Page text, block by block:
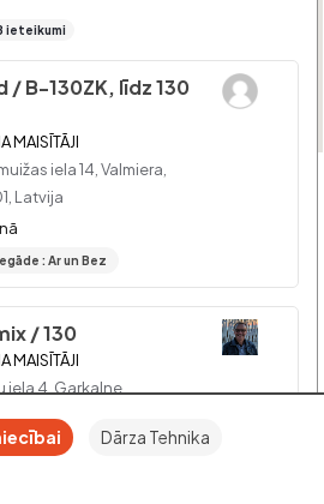
ieteikumi
/ B-130ZK, līdz 130
MAISĪTĀJI
iela 14, Valmiera,
Latvija
: Ar un Bez
/ 130
MAISĪTĀJI
iela 4, Garkalne,
novads, Ropažu
LV-2137, LatvijaDārza Tehnika